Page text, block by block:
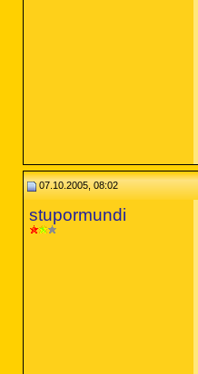
07.10.2005, 08:02
stupormundi